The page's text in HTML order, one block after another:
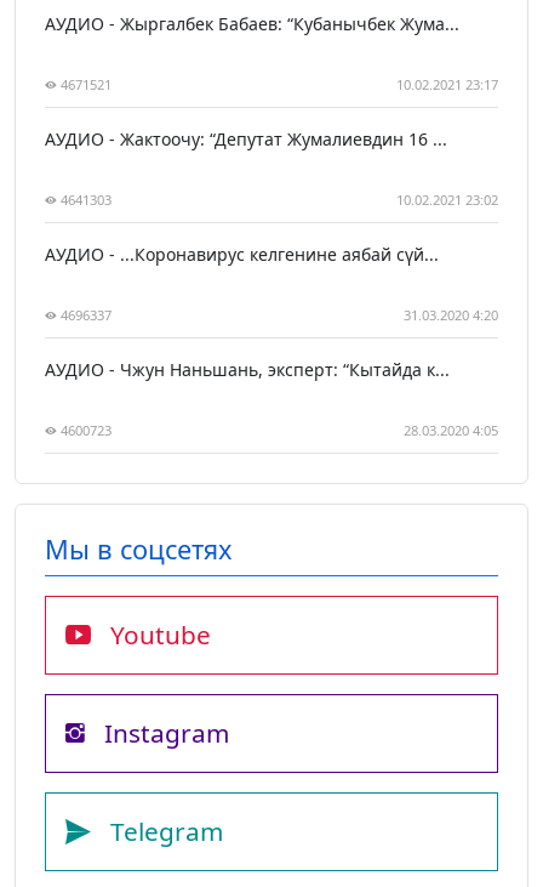
АУДИО - Жыргалбек Бабаев: “Кубанычбек Жума...
4671521 10.02.2021 23:17
АУДИО - Жактоочу: “Депутат Жумалиевдин 16 ...
4641303 10.02.2021 23:02
АУДИО - ...Коронавирус келгенине аябай сүй...
4696337 31.03.2020 4:20
АУДИО - Чжун Наньшань, эксперт: “Кытайда к...
4600723 28.03.2020 4:05
Мы в соцсетях
Youtube
Instagram
Telegram